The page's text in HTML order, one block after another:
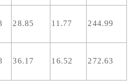
28.85 11.77 244.99
36.17 16.52 272.63